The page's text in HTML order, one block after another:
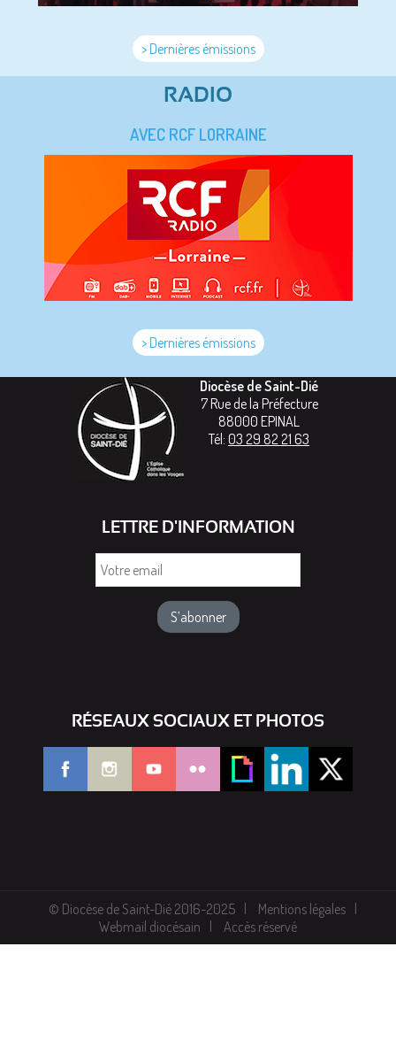
> Dernières émissions
RADIO
AVEC RCF LORRAINE
> Dernières émissions
Diocèse de Saint-Dié
7 Rue de la Préfecture
88000 EPINAL
Tél: 03 29 82 21 63
LETTRE D'INFORMATION
RÉSEAUX SOCIAUX ET PHOTOS
© Diocèse de Saint-Dié 2016-2025
Mentions légales
Webmail diocésain
Accès réservé